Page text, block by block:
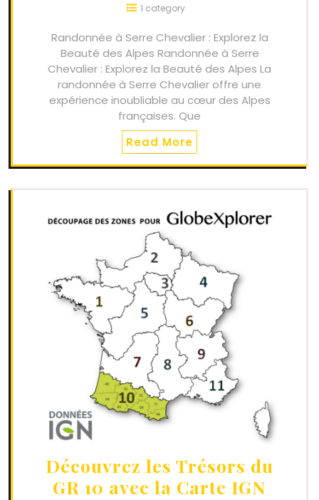
1 category
Randonnée à Serre Chevalier : Explorez la
Beauté des Alpes Randonnée à Serre
Chevalier : Explorez la Beauté des Alpes La
randonnée à Serre Chevalier offre une
expérience inoubliable au cœur des Alpes
françaises. Que
Read More
Découvrez les Trésors du
GR 10 avec la Carte IGN